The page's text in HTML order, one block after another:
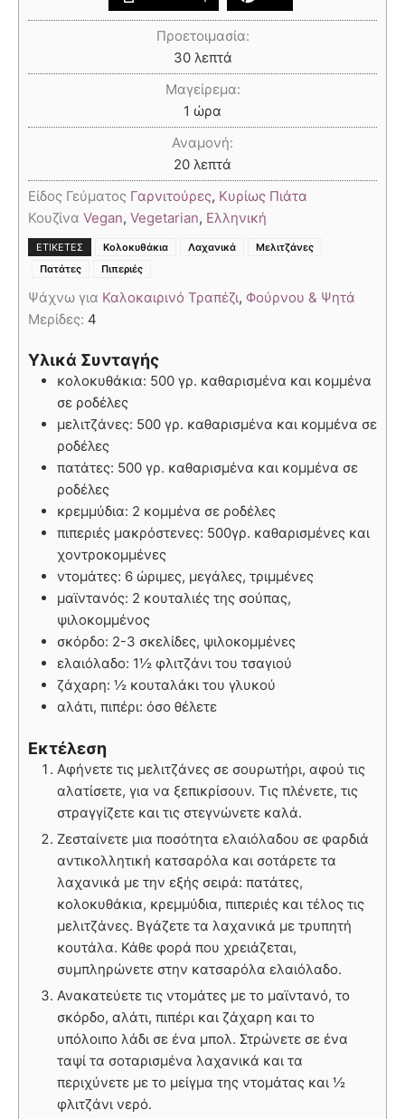
Προετοιμασία:
30 λεπτά
Μαγείρεμα:
1 ώρα
Αναμονή:
20 λεπτά
Είδος Γεύματος Γαρνιτούρες, Κυρίως Πιάτα
Κουζίνα Vegan, Vegetarian, Ελληνική
ΕΤΙΚΈΤΕΣ Κολοκυθάκια Λαχανικά Μελιτζάνες
Πατάτες Πιπεριές
Ψάχνω για Καλοκαιρινό Τραπέζι, Φούρνου & Ψητά
Μερίδες: 4
Υλικά Συνταγής
κολοκυθάκια: 500 γρ. καθαρισμένα και κομμένα
σε ροδέλες
μελιτζάνες: 500 γρ. καθαρισμένα και κομμένα σε
ροδέλες
πατάτες: 500 γρ. καθαρισμένα και κομμένα σε
ροδέλες
κρεμμύδια: 2 κομμένα σε ροδέλες
πιπεριές μακρόστενες: 500γρ. καθαρισμένες και
χοντροκομμένες
ντομάτες: 6 ώριμες, μεγάλες, τριμμένες
μαϊντανός: 2 κουταλιές της σούπας,
ψιλοκομμένος
σκόρδο: 2-3 σκελίδες, ψιλοκομμένες
ελαιόλαδο: 1½ φλιτζάνι του τσαγιού
ζάχαρη: ½ κουταλάκι του γλυκού
αλάτι, πιπέρι: όσο θέλετε
Εκτέλεση
Αφήνετε τις μελιτζάνες σε σουρωτήρι, αφού τις
αλατίσετε, για να ξεπικρίσουν. Τις πλένετε, τις
στραγγίζετε και τις στεγνώνετε καλά.
Ζεσταίνετε μια ποσότητα ελαιόλαδου σε φαρδιά
αντικολλητική κατσαρόλα και σοτάρετε τα
λαχανικά με την εξής σειρά: πατάτες,
κολοκυθάκια, κρεμμύδια, πιπεριές και τέλος τις
μελιτζάνες. Βγάζετε τα λαχανικά με τρυπητή
κουτάλα. Κάθε φορά που χρειάζεται,
συμπληρώνετε στην κατσαρόλα ελαιόλαδο.
Ανακατεύετε τις ντομάτες με το μαϊντανό, το
σκόρδο, αλάτι, πιπέρι και ζάχαρη και το
υπόλοιπο λάδι σε ένα μπολ. Στρώνετε σε ένα
ταψί τα σοταρισμένα λαχανικά και τα
περιχύνετε με το μείγμα της ντομάτας και ½
φλιτζάνι νερό.